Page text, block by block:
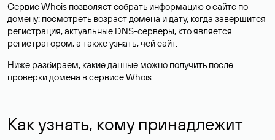
Сервис Whois позволяет собрать информацию о сайте по
домену: посмотреть возраст домена и дату, когда завершится
регистрация, актуальные DNS-серверы, кто является
регистратором, а также узнать, чей сайт.
Ниже разбираем, какие данные можно получить после
проверки домена в сервисе Whois.
Как узнать, кому принадлежит